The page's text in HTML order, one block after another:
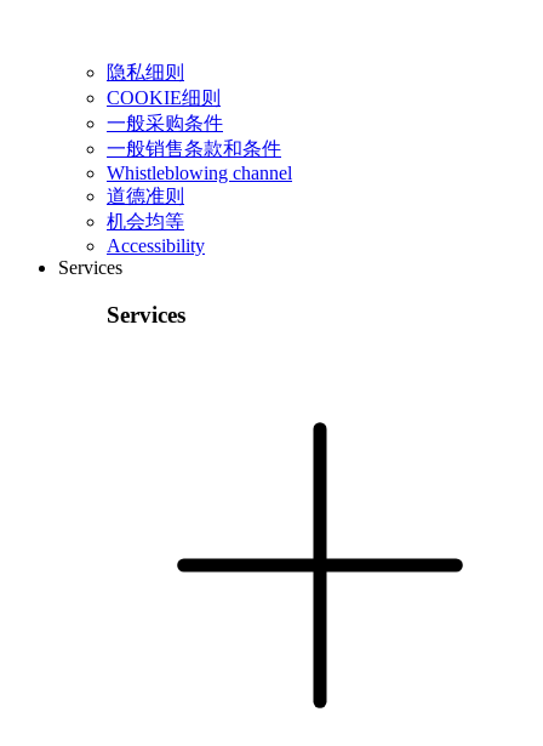
隐私细则
COOKIE细则
一般采购条件
一般销售条款和条件
Whistleblowing channel
道德准则
机会均等
Accessibility
Services
Services